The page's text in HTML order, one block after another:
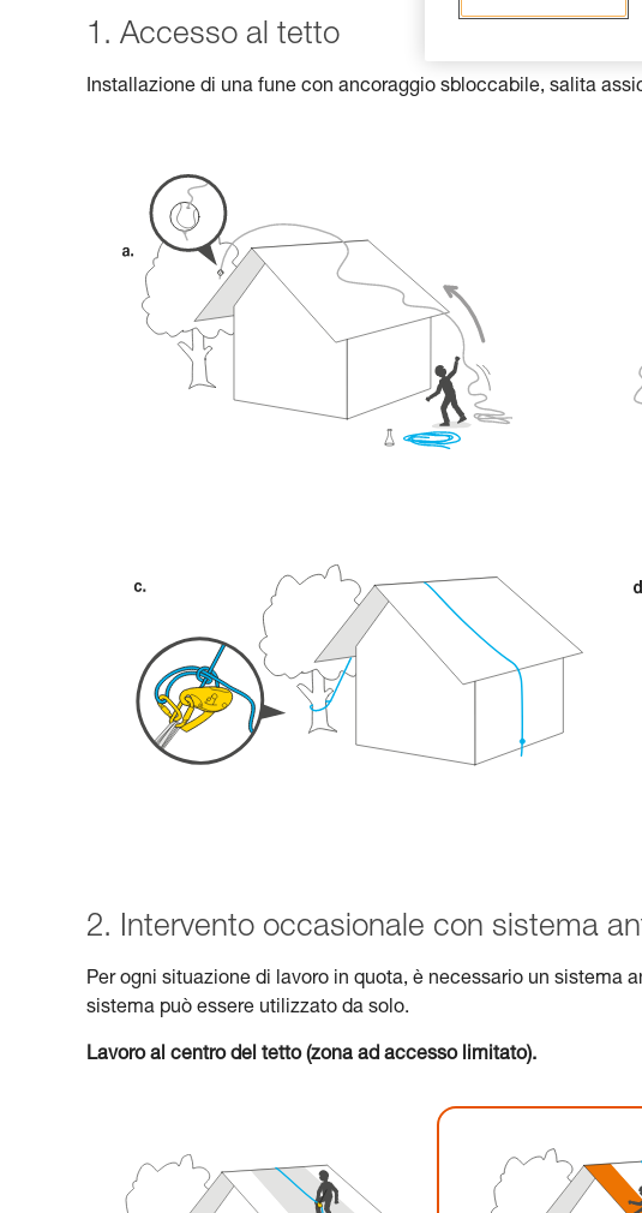
1. Accesso al tetto
Installazione di una fune con ancoraggio sbloccabile, salita
2. Intervento occasionale con sistema
Per ogni situazione di lavoro in quota, è necessario un sistema
sistema può essere utilizzato da solo.
Lavoro al centro del tetto (zona ad accesso limitato).